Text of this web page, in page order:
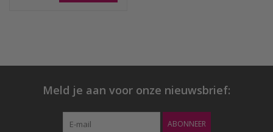
Meld je aan voor onze nieuwsbrief:
ABONNEER